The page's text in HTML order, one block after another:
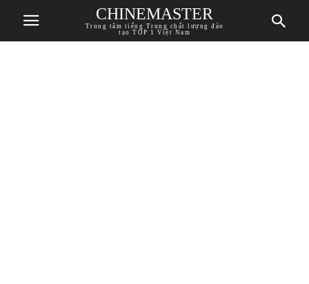
CHINEMASTER
Trung tâm tiếng Trung chất lượng đào
tạo TOP 1 Việt Nam